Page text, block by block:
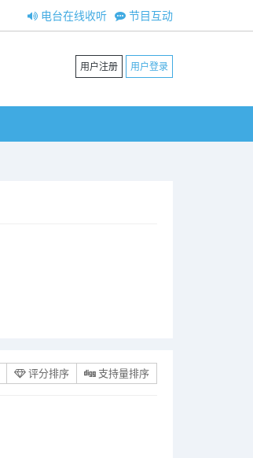
节目互动
电台在线收听
用户注册 用户登录
评分排序 支持量排序